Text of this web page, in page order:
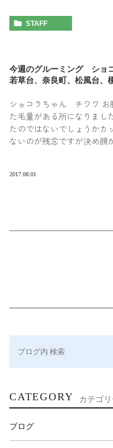
STAFF
今週のグルーミング ショ
若草台、奈良町、松風台、
ショコラちゃん チワワ お
た毛量がある所になりまし
たのではないでしょうかカ
ないのが残念ですが決め
2017.08.01
CATEGORY カテゴリ
ブログ